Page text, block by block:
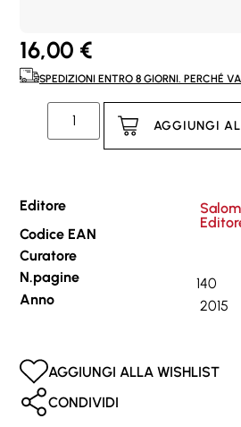
16,00 €
SPEDIZIONI ENTRO 8 GIORNI. PERCHÉ
AGGIUNGI
Editore
Codice EAN
Curatore
N.pagine
140
Anno
2015
AGGIUNGI ALLA WISHLIST
CONDIVIDI